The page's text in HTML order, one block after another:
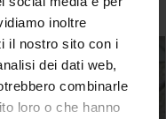
inoltre
il nostro sito con i
dei dati web,
combinarle
loro o che hanno